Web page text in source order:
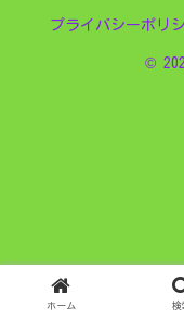
プライバシーポリ
©
ホーム 検